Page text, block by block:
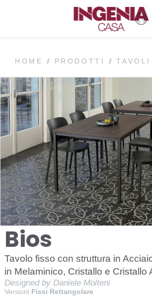
Login
HOME // PRODOTTI // TAVOLI
Bios
Tavolo fisso con struttura in
in Melaminico, Cristallo e Cristallo
Designed by Daniele Molteni
Versioni Fissi Rettangolare